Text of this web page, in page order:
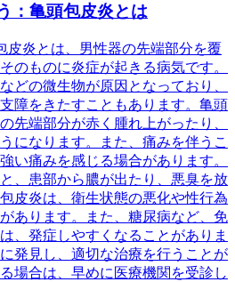
：亀頭包皮炎とは
皮炎とは、男性器の先端部分を覆
のものに炎症が起きる病気です。
どの微生物が原因となっており、
障をきたすこともあります。亀頭
先端部分が赤く腫れ上がったり、
になります。また、痛みを伴うこ
い痛みを感じる場合があります。
、患部から膿が出たり、悪臭を放
皮炎は、衛生状態の悪化や性行為
あります。また、糖尿病など、免
、発症しやすくなることがありま
発見し、適切な治療を行うことが
場合は、早めに医療機関を受診し